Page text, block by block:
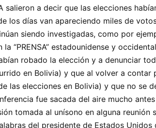
a decir que las elecciones
los días van apareciendo miles de
siendo investigadas, como por
“PRENSA” estadounidense y
robado la elección y a denunciar
en Bolivia) y que al volver a contar
las elecciones en Bolivia) y que no se
fue sacada del aire mucho
tomada al unísono en alguna reunión
del presidente de Estados Unidos